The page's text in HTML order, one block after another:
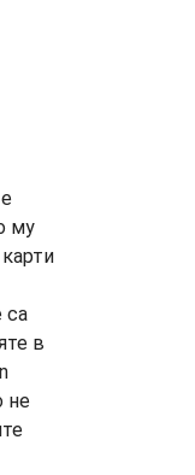
му
са
в
не